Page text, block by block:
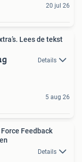
20 jul 26
Lees de tekst
Details
5 aug 26
Feedback
Details